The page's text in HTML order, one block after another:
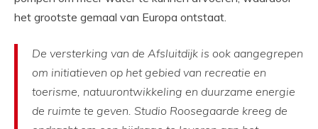
het grootste gemaal van Europa ontstaat.
De versterking van de Afsluitdijk is ook aangegrepen
om initiatieven op het gebied van recreatie en
toerisme, natuurontwikkeling en duurzame energie
de ruimte te geven. Studio Roosegaarde kreeg de